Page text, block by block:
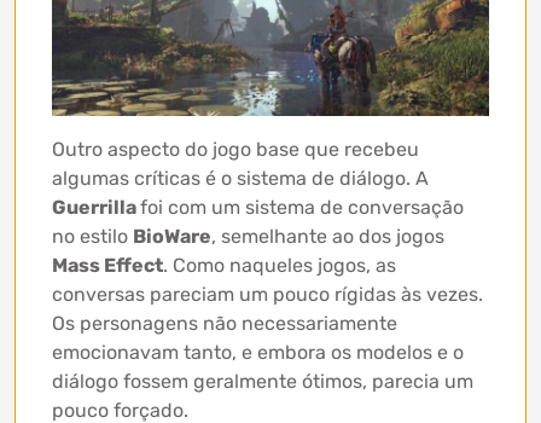
Outro aspecto do jogo base que recebeu
algumas críticas é o sistema de diálogo. A
Guerrillafoi com um sistema de conversação
no estilo BioWare, semelhante ao dos jogos
Mass Effect. Como naqueles jogos, as
conversas pareciam um pouco rígidas às vezes.
Os personagens não necessariamente
emocionavam tanto, e embora os modelos e o
diálogo fossem geralmente ótimos, parecia um
pouco forçado.